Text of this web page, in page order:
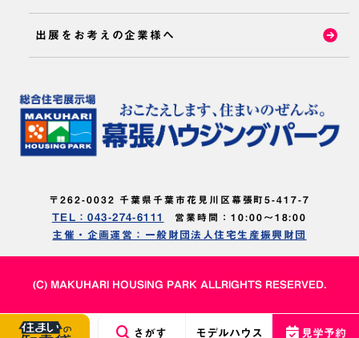
さがす モデルハウス 見学予約
出展をお考えの企業様へ
〒262-0032 千葉県千葉市花見川区幕張町5-417-7
TEL：043-274-6111 営業時間：10:00～18:00
主催・企画運営：一般財団法人住宅生産振興財団
(C) MAKUHARI HOUSING PARK ALLRIGHTS RESERVED.